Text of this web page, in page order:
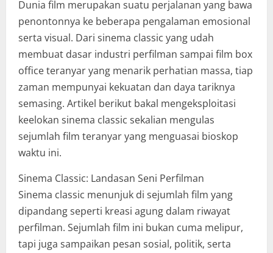
Dunia film merupakan suatu perjalanan yang bawa
penontonnya ke beberapa pengalaman emosional
serta visual. Dari sinema classic yang udah
membuat dasar industri perfilman sampai film box
office teranyar yang menarik perhatian massa, tiap
zaman mempunyai kekuatan dan daya tariknya
semasing. Artikel berikut bakal mengeksploitasi
keelokan sinema classic sekalian mengulas
sejumlah film teranyar yang menguasai bioskop
waktu ini.
Sinema Classic: Landasan Seni Perfilman
Sinema classic menunjuk di sejumlah film yang
dipandang seperti kreasi agung dalam riwayat
perfilman. Sejumlah film ini bukan cuma melipur,
tapi juga sampaikan pesan sosial, politik, serta